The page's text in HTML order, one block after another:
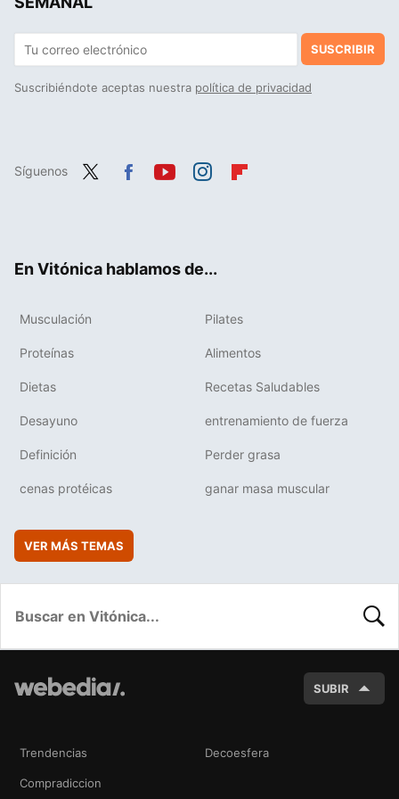
SUSCRIBIR
Suscribiéndote aceptas nuestra política de privacidad
Síguenos
En Vitónica hablamos de...
Musculación Pilates
Proteínas Alimentos
Dietas Recetas Saludables
Desayuno entrenamiento de fuerza
Definición Perder grasa
cenas protéicas ganar masa muscular
VER MÁS TEMAS
SUBIR
Trendencias Decoesfera
Compradiccion